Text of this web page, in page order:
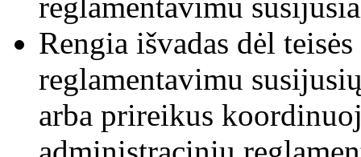
Rengia išvadas dėl
reglamentavimu
arba prireikus